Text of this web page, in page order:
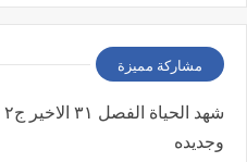
مشاركة مميزة
وجديده